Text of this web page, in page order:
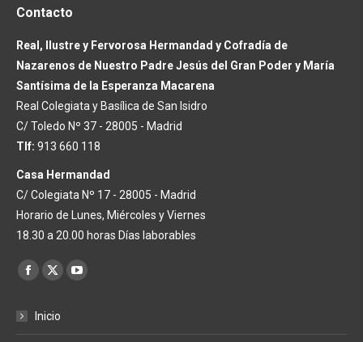
Contacto
Real, Ilustre y Fervorosa Hermandad y Cofradía de
Nazarenos de Nuestro Padre Jesús del Gran Poder y María
Santísima de la Esperanza Macarena
Real Colegiata y Basílica de San Isidro
C/ Toledo Nº 37 - 28005 - Madrid
Tlf: 913 660 118
Casa Hermandad
C/ Colegiata Nº 17 - 28005 - Madrid
Horario de Lunes, Miércoles y Viernes
18.30 a 20.00 horas Días laborables
Encuéntranos en:
Facebook
opens
X
opens
YouTube
Inicio